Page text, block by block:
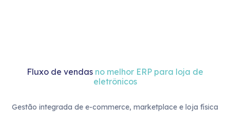
Fluxo de vendas no melhor ERP para loja de
eletrônicos
Gestão integrada de e-commerce, marketplace e loja física